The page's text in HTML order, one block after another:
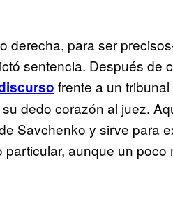
derecha, para ser
sentencia. Después de
frente a un
dedo corazón al juez.
Savchenko y sirve para
aunque un poco